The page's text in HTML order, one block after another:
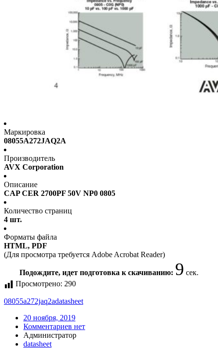
Маркировка
08055A272JAQ2A
Производитель
AVX Corporation
Описание
CAP CER 2700PF 50V NP0 0805
Количество страниц
4 шт.
Форматы файла
HTML, PDF
(Для просмотра требуется Adobe Acrobat Reader)
Подождите, идет подготовка к скачиванию: 9 сек.
Просмотрено: 290
08055a272jaq2adatasheet
20 ноября, 2019
Комментариев нет
Администратор
datasheet